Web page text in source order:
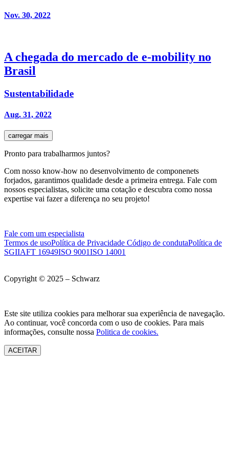
Nov. 30, 2022
A chegada do mercado de e-mobility no
Brasil
Sustentabilidade
Aug. 31, 2022
carregar mais
Pronto para trabalharmos juntos?
Com nosso know-how no desenvolvimento de componenets
forjados, garantimos qualidade desde a primeira entrega. Fale com
nossos especialistas, solicite uma cotação e descubra como nossa
expertise vai fazer a diferença no seu projeto!
Fale com um especialista
Termos de usoPolítica de Privacidade Código de condutaPolítica de
SGIIAFT 16949ISO 9001ISO 14001
Copyright © 2025 – Schwarz
Este site utiliza cookies para melhorar sua experiência de navegação.
Ao continuar, você concorda com o uso de cookies. Para mais
informações, consulte nossa Politica de cookies.
ACEITAR